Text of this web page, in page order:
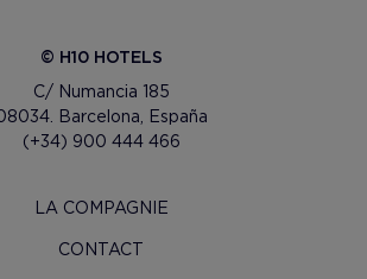
© H10 HOTELS
C/ Numancia 185
Barcelona, España
(+34) 900 444 466
LA COMPAGNIE
CONTACT